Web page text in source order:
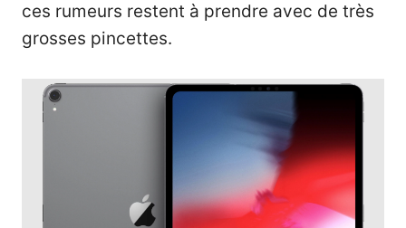
ces rumeurs restent à prendre avec de très
grosses pincettes.